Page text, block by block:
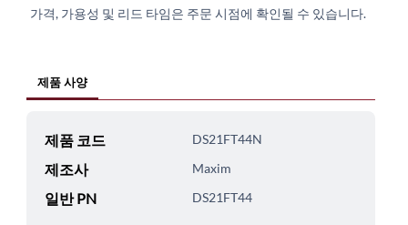
가격, 가용성 및 리드 타임은 주문 시점에 확인될 수 있습니다.
제품 사양
제품 코드 DS21FT44N
제조사 Maxim
일반 PN DS21FT44